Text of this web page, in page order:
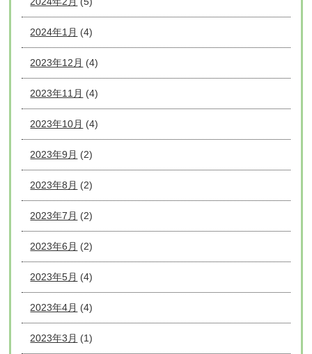
2024年1月 (4)
2023年12月 (4)
2023年11月 (4)
2023年10月 (4)
2023年9月 (2)
2023年8月 (2)
2023年7月 (2)
2023年6月 (2)
2023年5月 (4)
2023年4月 (4)
2023年3月 (1)